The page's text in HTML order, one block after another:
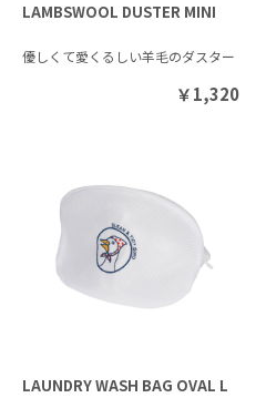
LAMBSWOOL DUSTER MINI
優しくて愛くるしい羊毛のダスター
￥1,320
LAUNDRY WASH BAG OVAL L